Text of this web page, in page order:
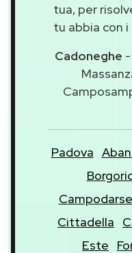
tua, per
tu abbia con
Cadoneghe
Padova
Cittadella
Este